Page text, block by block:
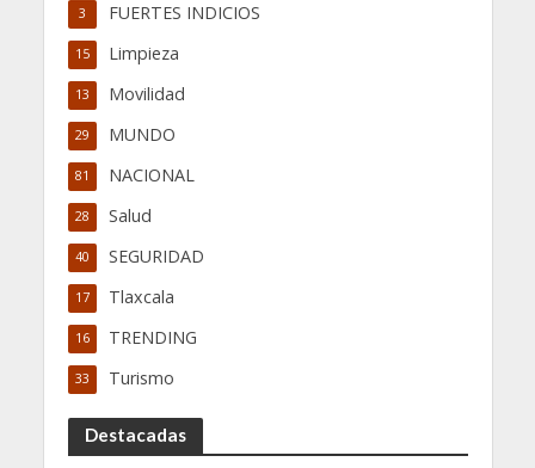
FUERTES INDICIOS
3
Limpieza
15
Movilidad
13
MUNDO
29
NACIONAL
81
Salud
28
SEGURIDAD
40
Tlaxcala
17
TRENDING
16
Turismo
33
Destacadas